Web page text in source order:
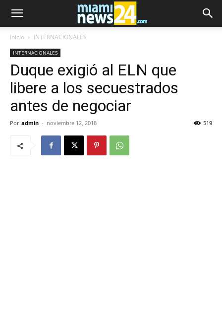
Inicio INTERNACIONALES
INTERNACIONALES
Duque exigió al ELN que
libere a los secuestrados
antes de negociar
Por admin - noviembre 12, 2018 519